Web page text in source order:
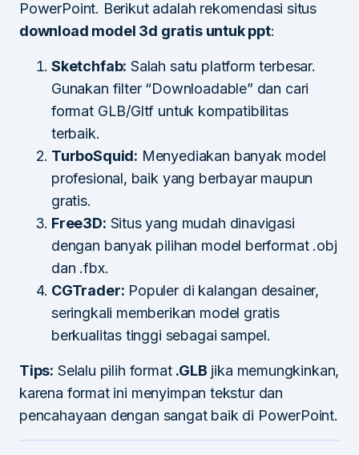
PowerPoint. Berikut adalah rekomendasi situs
download model 3d gratis untuk ppt:
Sketchfab: Salah satu platform terbesar.
Gunakan filter “Downloadable” dan cari
format GLB/Gltf untuk kompatibilitas
terbaik.
TurboSquid: Menyediakan banyak model
profesional, baik yang berbayar maupun
gratis.
Free3D: Situs yang mudah dinavigasi
dengan banyak pilihan model berformat .obj
dan .fbx.
CGTrader: Populer di kalangan desainer,
seringkali memberikan model gratis
berkualitas tinggi sebagai sampel.
Tips: Selalu pilih format .GLB jika memungkinkan,
karena format ini menyimpan tekstur dan
pencahayaan dengan sangat baik di PowerPoint.